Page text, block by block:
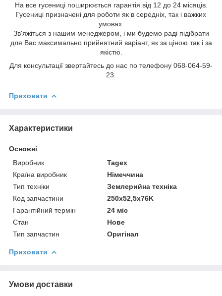
На все гусениці поширюється гарантія від 12 до 24 місяців.
Гусениці призначені для роботи як в середніх, так і важких
умовах.
Зв'яжіться з нашим менеджером, і ми будемо раді підібрати
для Вас максимально прийнятний варіант, як за ціною так і за
якістю.
Для консультації звертайтесь до нас по телефону 068-064-59-
23.
Приховати
Характеристики
Основні
Виробник
Tagex
Країна виробник
Німеччина
Тип техніки
Землерийна техніка
Код запчастини
250х52,5х76K
Гарантійний термін
24 міс
Стан
Нове
Тип запчастин
Оригінал
Приховати
Умови доставки